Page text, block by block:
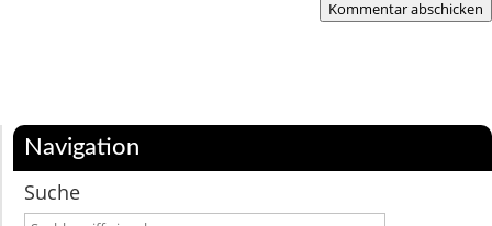
Kommentar abschicken
Navigation
Suche